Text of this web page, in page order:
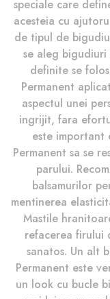
speciale care
acesteia cu
de tipul de
se aleg bigudiuri
definite se
Permanent
aspectul unei
ingrijit, fara
este important
Permanent sa se
parului.
balsamurilor
mentinerea
Mastile
refacerea firului
sanatos. Un alt
Permanent este
un look cu bucle